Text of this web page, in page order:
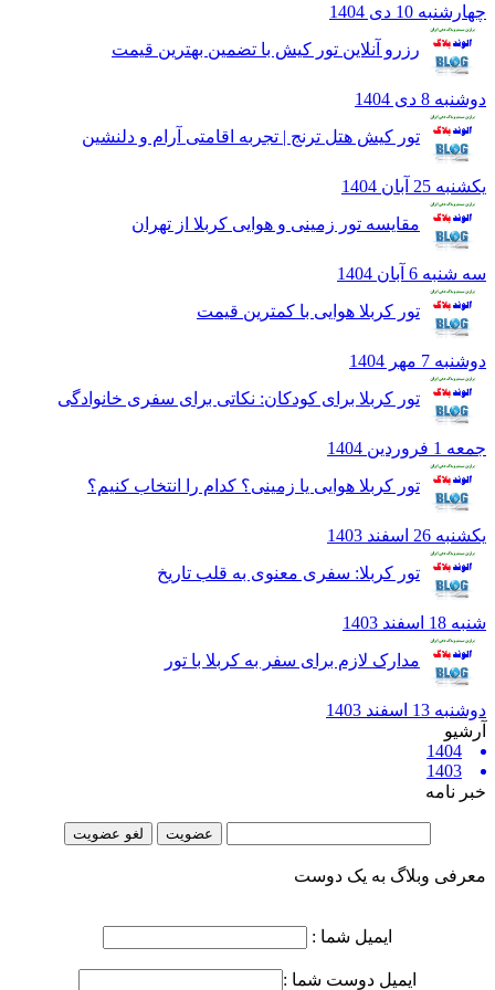
10 دی 1404
رزرو آنلاین تور کیش با تضمین بهترین قیمت
دی 1404
تور کیش هتل ترنج | تجربه اقامتی آرام و دلنشین
آبان 1404
مقایسه تور زمینی و هوایی کربلا از تهران
6 آبان 1404
تور کربلا هوایی با کمترین قیمت
مهر 1404
تور کربلا برای کودکان: نکاتی برای سفری خانوادگی
1404
تور کربلا هوایی یا زمینی؟ کدام را انتخاب کنیم؟
اسفند 1403
تور کربلا: سفری معنوی به قلب تاریخ
1403
مدارک لازم برای سفر به کربلا با تور
اسفند 1403
1404
1403
وبلاگ به یک دوست
ایمیل شما :
ایمیل دوست شما :